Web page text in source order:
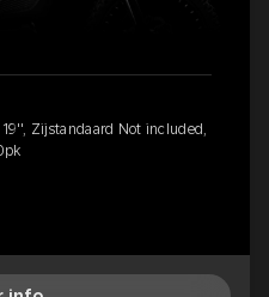
Zijstandaard Not included,